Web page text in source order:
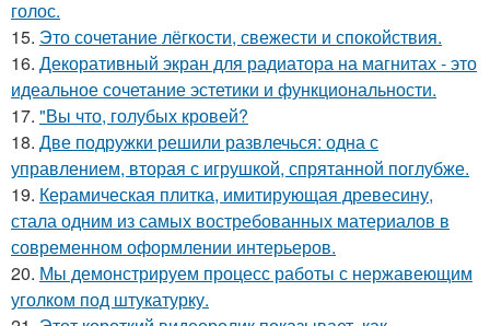
голос.
15. Это сочетание лёгкости, свежести и спокойствия.
16. Декоративный экран для радиатора на магнитах - это
идеальное сочетание эстетики и функциональности.
17. "Вы что, голубых кровей?
18. Две подружки решили развлечься: одна с
управлением, вторая с игрушкой, спрятанной поглубже.
19. Керамическая плитка, имитирующая древесину,
стала одним из самых востребованных материалов в
современном оформлении интерьеров.
20. Мы демонстрируем процесс работы с нержавеющим
уголком под штукатурку.